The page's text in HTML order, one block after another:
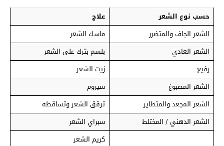
حسب نوع الشعر
علاج
الشعر الجاف والمتضرر
ماسك الشعر
الشعر العادي
بلسم بترك على الشعر
رفيع
زيت الشعر
الشعر المصبوغ
سيروم
الشعر المجعد والمتطاير
ترقق الشعر وتساقطه
الشعر الدهني / المختلط
سبراي الشعر
كريم الشعر